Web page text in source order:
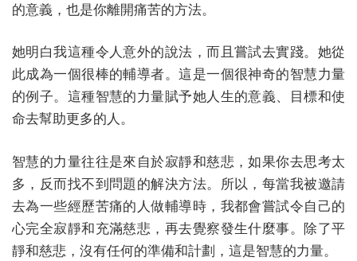
的意義，也是你離開痛苦的方法。
她明白我這種令人意外的說法，而且嘗試去實踐。她從
此成為一個很棒的輔導者。這是一個很神奇的智慧力量
的例子。這種智慧的力量賦予她人生的意義、目標和使
命去幫助更多的人。
智慧的力量往往是來自於寂靜和慈悲，如果你去思考太
多，反而找不到問題的解決方法。所以，每當我被邀請
去為一些經歷苦痛的人做輔導時，我都會嘗試令自己的
心完全寂靜和充滿慈悲，再去覺察發生什麼事。除了平
靜和慈悲，沒有任何的準備和計劃，這是智慧的力量。